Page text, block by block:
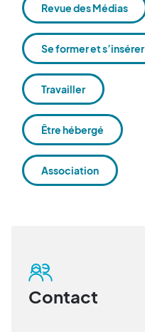
Revue des Médias
Se former et s’insérer
Travailler
Être hébergé
Association
Contact